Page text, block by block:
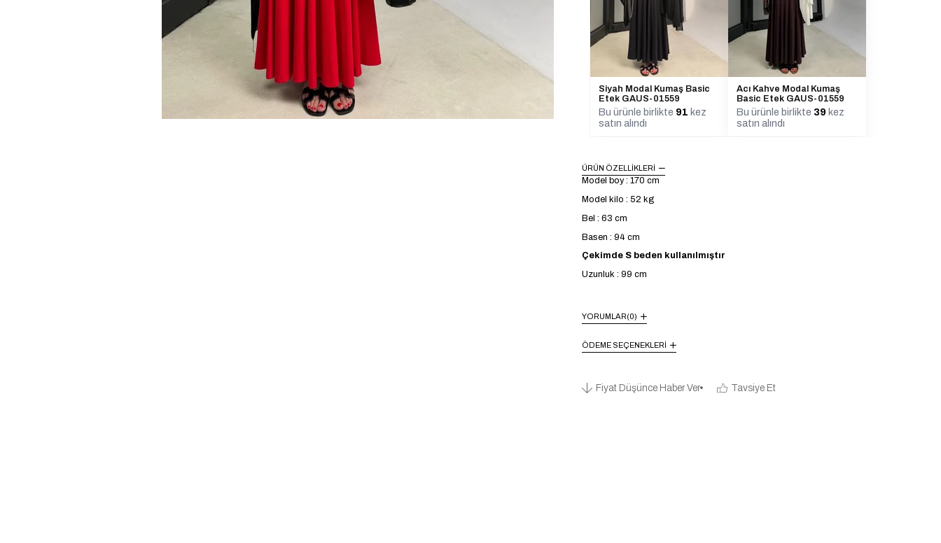
Siyah Modal Kumaş Basic
Etek GAUS-01559
Bu ürünle birlikte 91 kez
satın alındı
Acı Kahve Modal Kumaş
Basic Etek GAUS-01559
Bu ürünle birlikte 39 kez
satın alındı
ÜRÜN ÖZELLIKLERI
Model boy : 170 cm
Model kilo : 52 kg
Bel : 63 cm
Basen : 94 cm
Çekimde S beden kullanılmıştır
Uzunluk : 99 cm
YORUMLAR(0)
ÖDEME SEÇENEKLERI
Fiyat Düşünce Haber Ver Tavsiye Et